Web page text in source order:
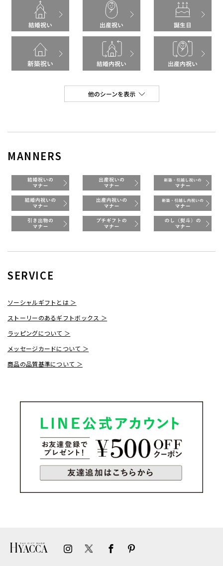
MANNERS
SERVICE
ソーシャルギフトとは ＞
ストーリーのあるギフトボックス ＞
ラッピングについて ＞
メッセージカードについて ＞
商品の品質基準について ＞